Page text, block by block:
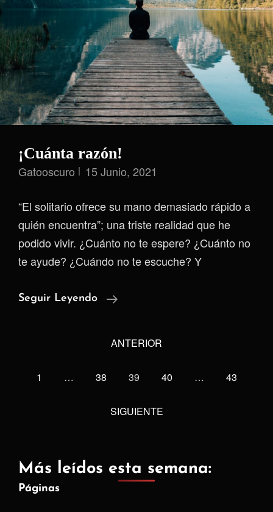
¡Cuánta razón!
Gatooscuro 15 Junio, 2021
“El solitario ofrece su mano demasiado rápido a
quién encuentra”; una triste realidad que he
podido vivir. ¿Cuánto no te espere? ¿Cuánto no
te ayude? ¿Cuándo no te escuche? Y
Seguir Leyendo
¡Cuánta
ANTERIOR
1 … 38 39 40 … 43
SIGUIENTE
Más leídos esta semana:
Páginas